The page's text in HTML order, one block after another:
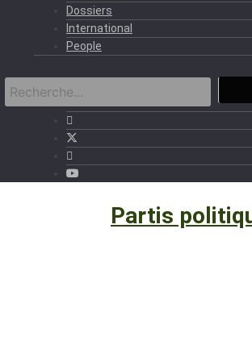
Dossiers
International
People
Partis